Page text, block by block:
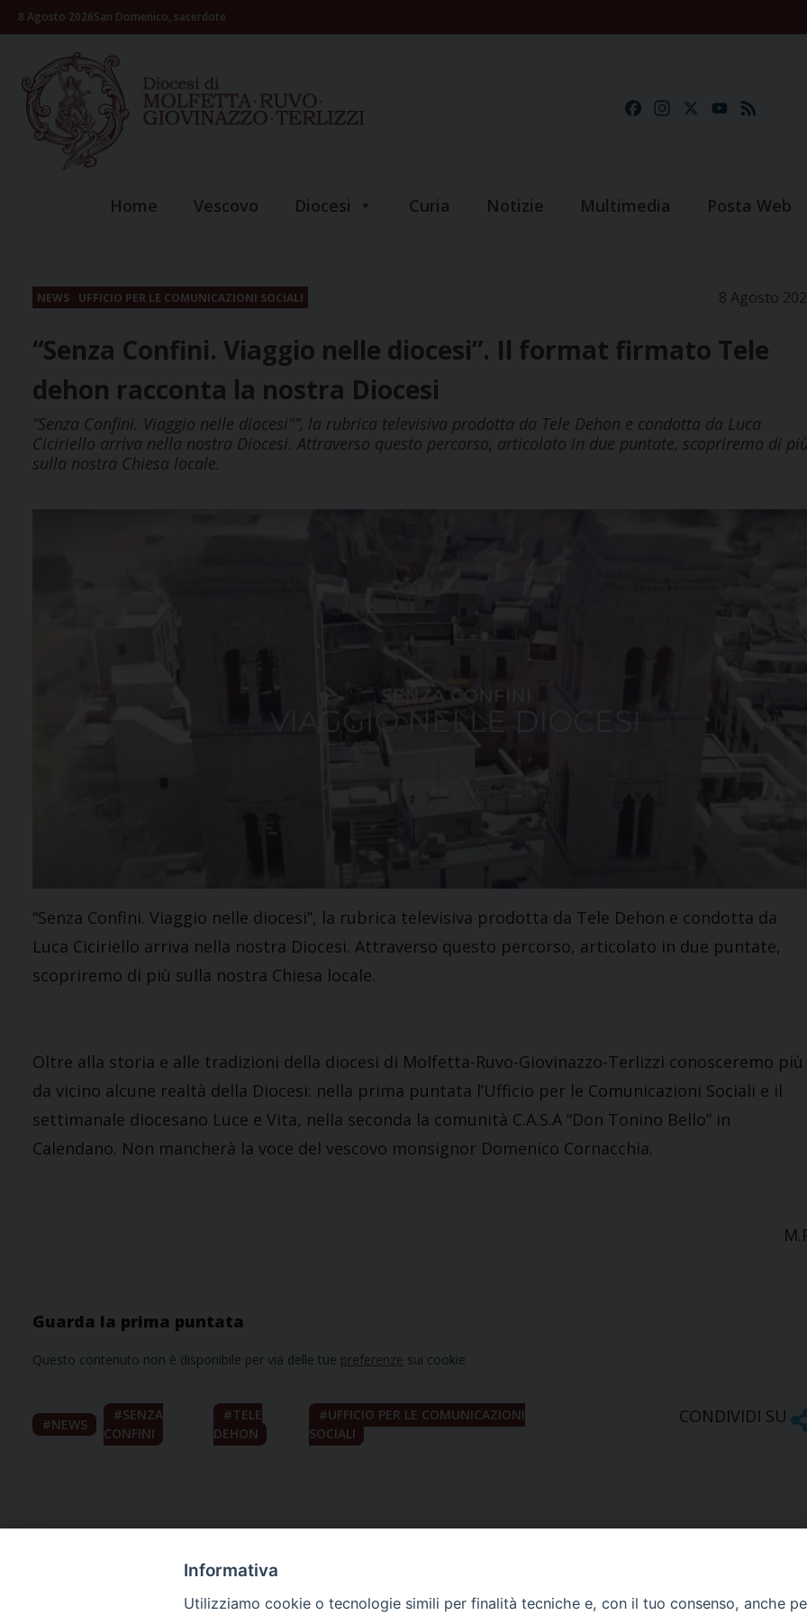
Skip8 Agosto 2026San Domenico, sacerdote
FacebookInstagramYouTube
Home Vescovo Diocesi Curia Notizie Multimedia Posta Web
NEWS UFFICIO PER LE COMUNICAZIONI SOCIALI 8 Agosto
“Senza Confini. Viaggio nelle diocesi”. Il format firmato Tele
dehon racconta la nostra Diocesi
“Senza Confini. Viaggio nelle diocesi"”, la rubrica televisiva prodotta da Tele Dehon e condotta da Luca
Ciciriello arriva nella nostra Diocesi. Attraverso questo percorso, articolato in due puntate, scopriremo di
sulla nostra Chiesa locale.
“Senza Confini. Viaggio nelle diocesi”, la rubrica televisiva prodotta da Tele Dehon e condotta da
Luca Ciciriello arriva nella nostra Diocesi. Attraverso questo percorso, articolato in due puntate,
scopriremo di più sulla nostra Chiesa locale.
Oltre alla storia e alle tradizioni della diocesi di Molfetta-Ruvo-Giovinazzo-Terlizzi conosceremo più
da vicino alcune realtà della Diocesi: nella prima puntata l’Ufficio per le Comunicazioni Sociali e il
settimanale diocesano Luce e Vita, nella seconda la comunità C.A.S.A “Don Tonino Bello” in
Calendano. Non mancherà la voce del vescovo monsignor Domenico Cornacchia.
Guarda la prima puntata
Questo contenuto non è disponibile per via delle tue preferenze sui cookie
NEWS
SENZA
CONFINI
TELE
DEHON
UFFICIO PER LE COMUNICAZIONI
SOCIALI
CONDIVIDI SU
Informativa
Utilizziamo cookie o tecnologie simili per finalità tecniche e, con il tuo consenso, anche